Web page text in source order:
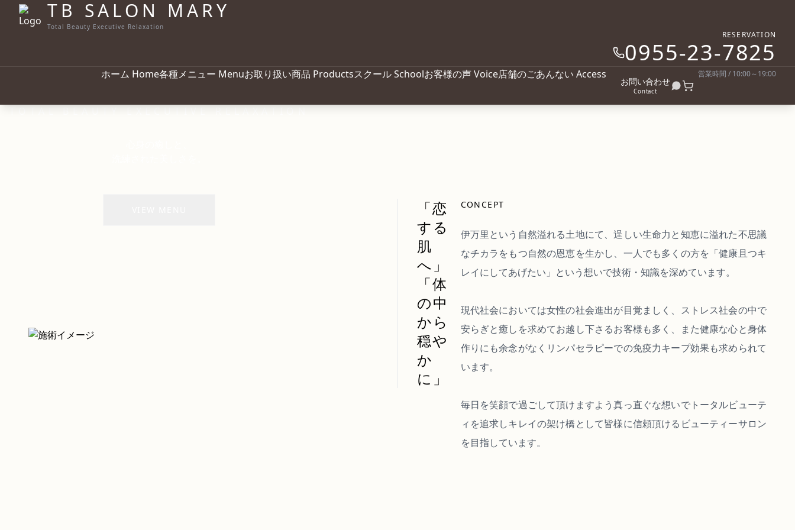
TB SALON MARY
Total Beauty Executive Relaxation
RESERVATION
0955-23-7825
営業時間 / 10:00～19:00
ホーム Home各種メニュー Menuお取り扱い商品 ProductsスクールSchoolお客様の声Voice店舗のごあんない Access
お問い合わせ
Contact
TOTAL BEAUTY EXECUTIVE RELAXATION
「恋
する
肌
へ」
「体
の中
から
穏や
か
に」
CONCEPT
伊万里という自然溢れる土地にて、逞しい生命力と知恵に溢れた不思議
なチカラをもつ自然の恩恵を生かし、一人でも多くの方を「健康且つキ
レイにしてあげたい」という想いで技術・知識を深めています。
現代社会においては女性の社会進出が目覚ましく、ストレス社会の中で
安らぎと癒しを求めてお越し下さるお客様も多く、また健康な心と身体
作りにも余念がなくリンパセラピーでの免疫力キープ効果も求められて
います。
毎日を笑顔で過ごして頂けますよう真っ直ぐな想いでトータルビューテ
ィを追求しキレイの架け橋として皆様に信頼頂けるビューティーサロン
を目指しています。